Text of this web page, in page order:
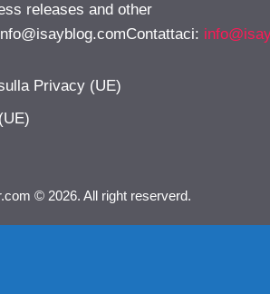
releases and other
:
Privacy (UE)
© 2026. All right reserverd.